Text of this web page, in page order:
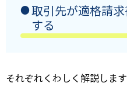
取引先が適格請
する
それぞれくわしく解説します